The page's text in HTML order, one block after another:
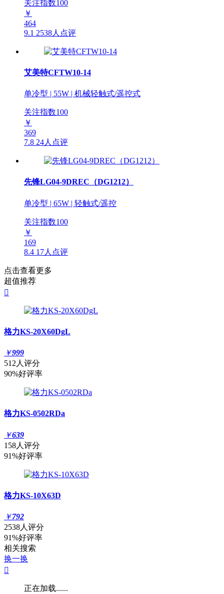
关注指数100
￥
464
9.1 2538人点评
艾美特CFTW10-14
单冷型 | 55W | 机械轻触式/遥控式
关注指数100
￥
369
7.8 24人点评
先锋LG04-9DREC（DG1212）
单冷型 | 65W | 轻触式/遥控
关注指数100
￥
169
8.4 17人点评
点击查看更多
超值推荐

格力KS-20X60DgL
￥999
512人评分
90%好评率
格力KS-0502RDa
￥639
158人评分
91%好评率
格力KS-10X63D
￥792
2538人评分
91%好评率
相关搜索
换一换

正在加载......